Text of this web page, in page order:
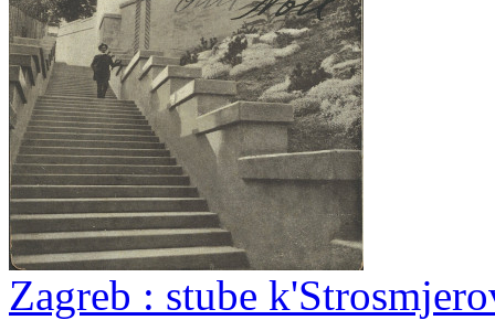
Zagreb : stube